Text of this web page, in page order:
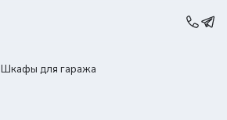
Шкафы для гаража